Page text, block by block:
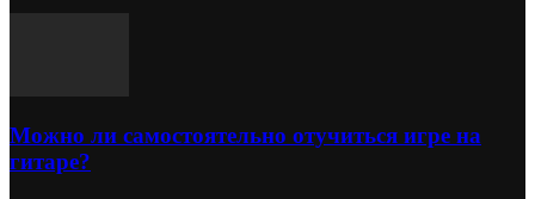
Можно ли самостоятельно отучиться игре на
гитаре?